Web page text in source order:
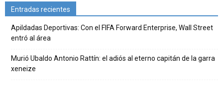
Entradas recientes
Apildadas Deportivas: Con el FIFA Forward Enterprise, Wall Street
entró al área
Murió Ubaldo Antonio Rattín: el adiós al eterno capitán de la garra
xeneize